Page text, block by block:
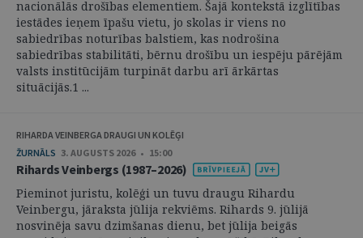
nacionālās drošības elementiem. Šajā kontekstā izglītības
iestādes ieņem īpašu vietu, jo skolas ir viens no
sabiedrības noturības balstiem, kas nodrošina
sabiedrības stabilitāti, bērnu drošību un iespēju pārējām
valsts institūcijām turpināt darbu arī ārkārtas
situācijās.1 ...
RIHARDA VEINBERGA DRAUGI UN KOLĒĢI
ŽURNĀLS 3. AUGUSTS 2026 • 15:00
Rihards Veinbergs (1987–2026)
Pieminot juristu, kolēģi un tuvu draugu Rihardu
Veinbergu, jāraksta jūlija rekviēms. Rihards 9. jūlijā
nosvinēja savu dzimšanas dienu, bet jūlija beigās